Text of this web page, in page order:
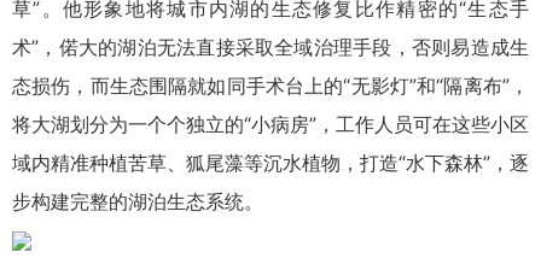
草”。他形象地将城市内湖的生态修复比作精密的“生态手
术”，偌大的湖泊无法直接采取全域治理手段，否则易造成生
态损伤，而生态围隔就如同手术台上的“无影灯”和“隔离布”，
将大湖划分为一个个独立的“小病房”，工作人员可在这些小区
域内精准种植苦草、狐尾藻等沉水植物，打造“水下森林”，逐
步构建完整的湖泊生态系统。